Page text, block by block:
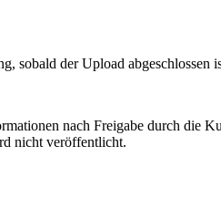
sobald der Upload abgeschlossen
nach Freigabe durch die
nicht veröffentlicht.